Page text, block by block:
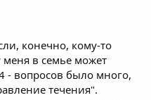
конечно, кому-то
меня в семье может
- вопросов было много,
течения".